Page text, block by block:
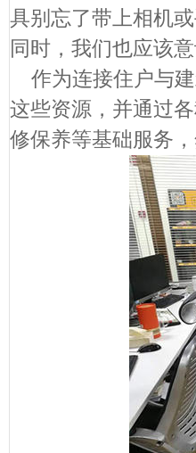
具别忘了带上相机
同时，我们也应该
作为连接住户与
这些资源，并通过
修保养等基础服务